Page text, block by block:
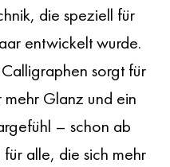
die speziell für
entwickelt wurde.
sorgt für
Glanz und ein
– schon ab
alle, die sich mehr